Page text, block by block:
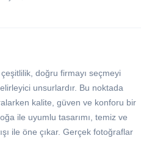
doğru firmayı seçmeyi
unsurlardır. Bu noktada
kalite, güven ve konforu bir
ile uyumlu tasarımı, temiz ve
ile öne çıkar. Gerçek fotoğraflar